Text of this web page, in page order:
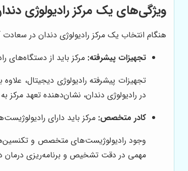
ویژگی‌های یک مرکز رادیولوژی
هنگام انتخاب یک مرکز رادیولوژی دندان در سعادت
تجهیزات پیشرفته: مرکز باید از دستگاه‌های
تجهیزات پیشرفته رادیولوژی دیجیتال،
در رادیولوژی دندان، نشان‌دهنده تعهد مرکز
کادر متخصص: مرکز باید دارای
وجود رادیولوژیست‌های متخصص و
مهمی در دقت تشخیص و برنامه‌ریزی درمان